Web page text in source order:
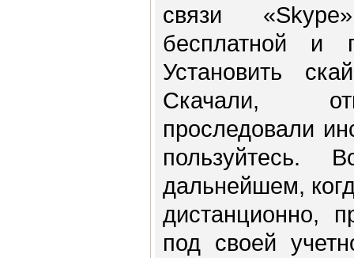
связи
бесплатной и
Установить
Скачали,
проследовали
пользуйтесь.
дальнейшем,
дистанционно,
под своей